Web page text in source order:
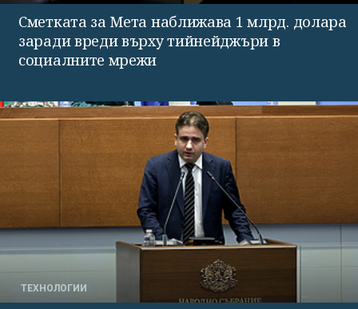
Сметката за Мета наближава 1 млрд. долара
заради вреди върху тийнейджъри в
социалните мрежи
ТЕХНОЛОГИИ